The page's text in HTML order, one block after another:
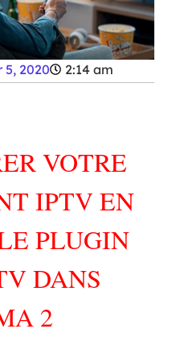
5, 2020 2:14 am
VOTRE
IPTV EN
PLUGIN
DANS
2